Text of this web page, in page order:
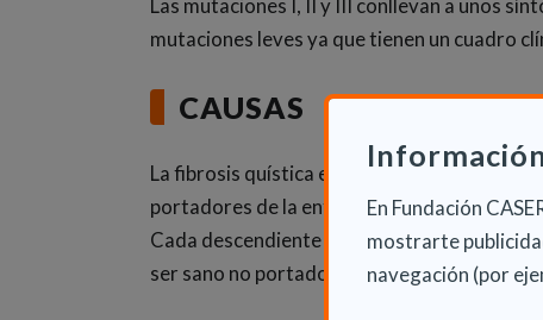
En Fundación
mostrarte
navegación (por
Las mutaciones I, II y III conllevan a unos
mutaciones leves ya que tienen un cuadro
CAUSAS
La fibrosis quística es una enfermedad
portadores de la enfermedad (enfermos o
Cada descendiente de ambos
ser sano no portador y un 50% de ser